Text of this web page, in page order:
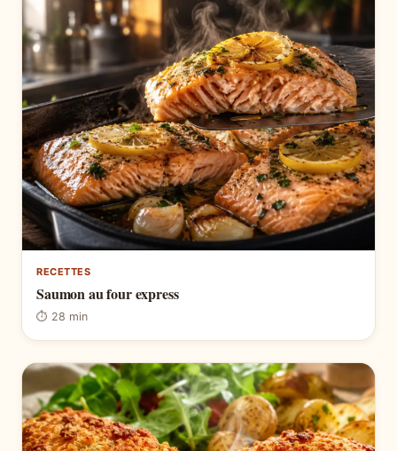
RECETTES
Saumon au four express
⏱ 28 min